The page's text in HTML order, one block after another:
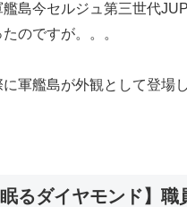
艦島今セルジュ第三世代
のですが。。。
軍艦島が外観として登場
眠るダイヤモンド】職